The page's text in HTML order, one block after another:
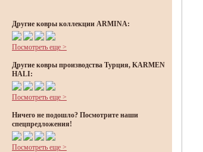
Другие ковры коллекции ARMINA:
Посмотреть еще >
Другие ковры производства Турция, KARMEN
HALI:
Посмотреть еще >
Ничего не подошло? Посмотрите наши
спецпредложения!
Посмотреть еще >